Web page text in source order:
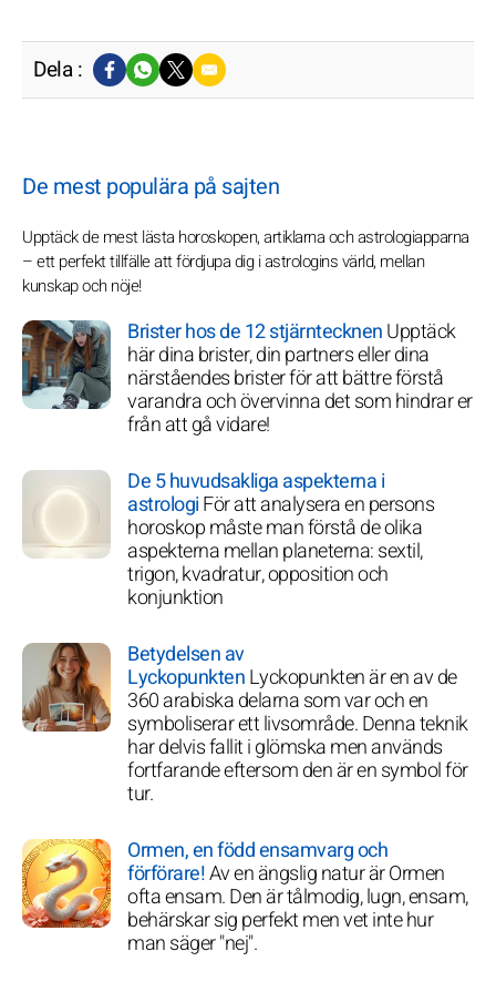
Dela :
De mest populära på sajten
Upptäck de mest lästa horoskopen, artiklarna och astrologiapparna
– ett perfekt tillfälle att fördjupa dig i astrologins värld, mellan
kunskap och nöje!
Brister hos de 12 stjärntecknenUpptäck
här dina brister, din partners eller dina
närståendes brister för att bättre förstå
varandra och övervinna det som hindrar er
från att gå vidare!
De 5 huvudsakliga aspekterna i
astrologiFör att analysera en persons
horoskop måste man förstå de olika
aspekterna mellan planeterna: sextil,
trigon, kvadratur, opposition och
konjunktion
Betydelsen av
LyckopunktenLyckopunkten är en av de
360 arabiska delarna som var och en
symboliserar ett livsområde. Denna teknik
har delvis fallit i glömska men används
fortfarande eftersom den är en symbol för
tur.
Ormen, en född ensamvarg och
förförare!Av en ängslig natur är Ormen
ofta ensam. Den är tålmodig, lugn, ensam,
behärskar sig perfekt men vet inte hur
man säger "nej".